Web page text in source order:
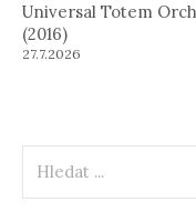
Universal Totem
(2016)
27.7.2026